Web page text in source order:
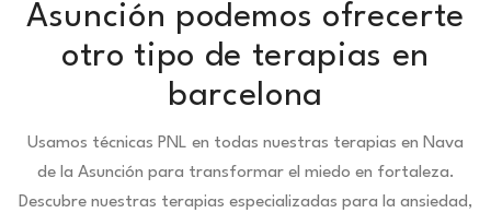
Asunción podemos ofrecerte
otro tipo de terapias en
barcelona
Usamos técnicas PNL en todas nuestras terapias en Nava
de la Asunción para transformar el miedo en fortaleza.
Descubre nuestras terapias especializadas para la ansiedad,